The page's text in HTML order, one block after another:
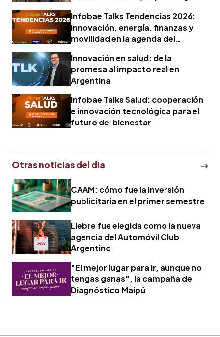
Infobae Talks Tendencias 2026:
innovación, energía, finanzas y
movilidad en la agenda del
Innovación en salud: de la
promesa al impacto real en
Argentina
Infobae Talks Salud: cooperación
e innovación tecnológica para el
futuro del bienestar
Otras noticias del dia
CAAM: cómo fue la inversión
publicitaria en el primer semestre
Liebre fue elegida como la nueva
agencia del Automóvil Club
Argentino
"El mejor lugar para ir, aunque no
tengas ganas", la campaña de
Diagnóstico Maipú